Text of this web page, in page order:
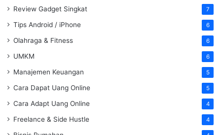
Review Gadget Singkat 7
Tips Android / iPhone 6
Olahraga & Fitness 6
UMKM 6
Manajemen Keuangan 5
Cara Dapat Uang Online 5
Cara Adapt Uang Online 4
Freelance & Side Hustle 4